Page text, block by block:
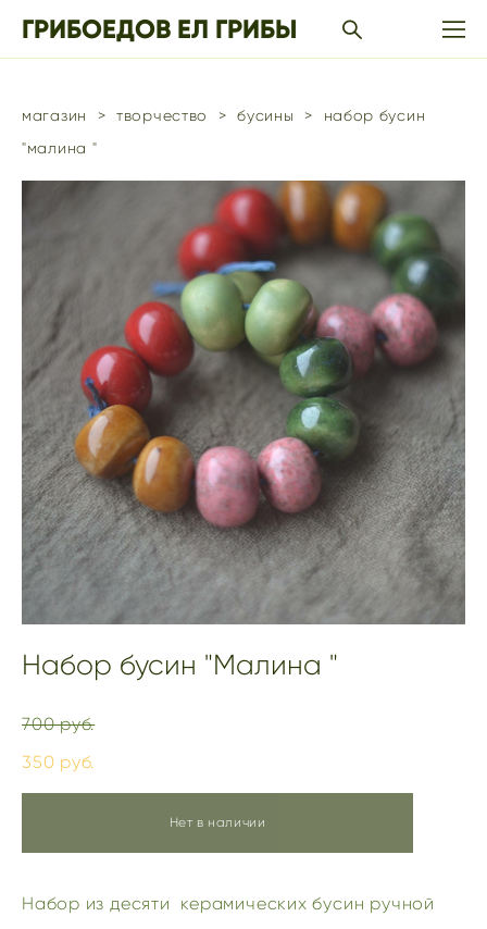
ГРИБОЕДОВ ЕЛ ГРИБЫ
магазин > творчество > бусины >
набор бусин
"малина "
Набор бусин "Малина "
700 pуб.
350 pуб.
Нет в наличии
Набор из десяти керамических бусин ручной